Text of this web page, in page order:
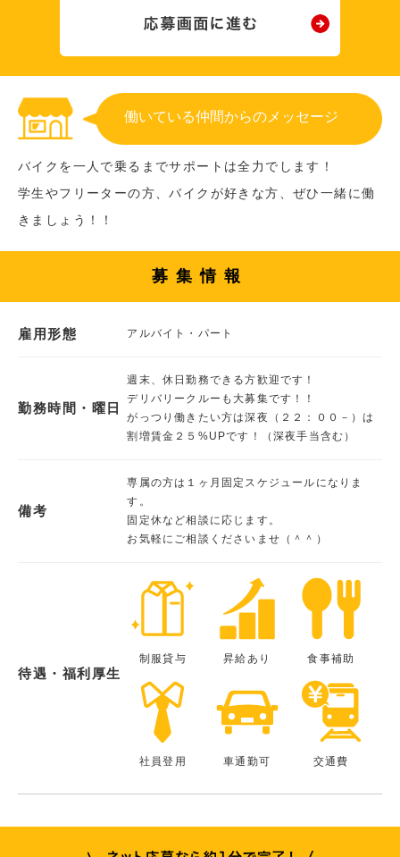
働いている仲間からのメッセージ
バイクを一人で乗るまでサポートは全力でします！
学生やフリーターの方、バイクが好きな方、ぜひ一緒に働
きましょう！！
募集情報
雇用形態 アルバイト・パート
勤務時間・曜日
週末、休日勤務できる方歓迎です！
デリバリークルーも大募集です！！
がっつり働きたい方は深夜（２２：００－）は
割増賃金２５%UPです！（深夜手当含む）
備考
専属の方は１ヶ月固定スケジュールになりま
す。
固定休など相談に応じます。
お気軽にご相談くださいませ（＾＾）
待遇・福利厚生
制服貸与 昇給あり 食事補助
社員登用 車通勤可 交通費